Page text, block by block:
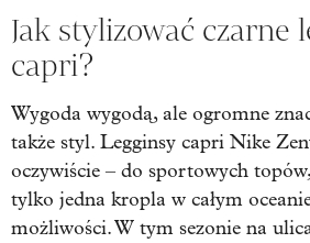
Jak stylizować czarne
capri?
Wygoda wygodą, ale ogromne
także styl. Legginsy capri Nike
oczywiście – do sportowych
tylko jedna kropla w całym
możliwości. W tym sezonie na